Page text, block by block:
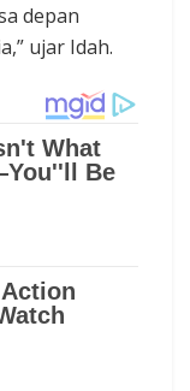
depan
ujar Idah.